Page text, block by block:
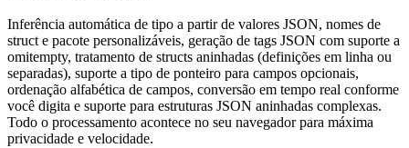
Inferência automática de tipo a partir de valores JSON, nomes de
struct e pacote personalizáveis, geração de tags JSON com suporte a
omitempty, tratamento de structs aninhadas (definições em linha ou
separadas), suporte a tipo de ponteiro para campos opcionais,
ordenação alfabética de campos, conversão em tempo real conforme
você digita e suporte para estruturas JSON aninhadas complexas.
Todo o processamento acontece no seu navegador para máxima
privacidade e velocidade.